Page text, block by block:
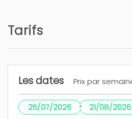
sus comentarios.
Personal muy
Tarifs
Les dates Prix par
25/07/2026 · 21/08/2026